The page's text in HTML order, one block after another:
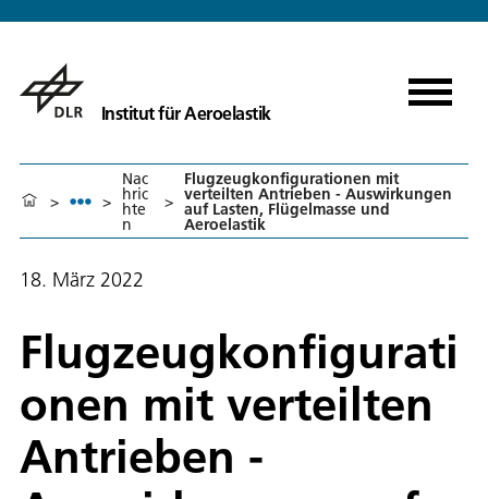
Institut für Aeroelastik
> >
Nac
hric
hte
n
>
Flugzeugkonfigurationen mit
verteilten Antrieben - Auswirkungen
auf Lasten, Flügelmasse und
Aeroelastik
18. März 2022
Flugzeugkonfigurati
onen mit verteilten
Antrieben -